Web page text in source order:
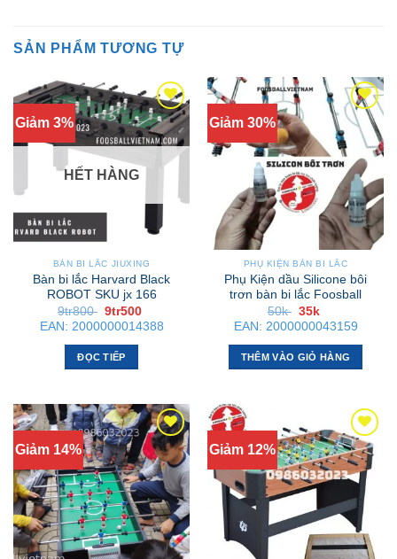
SẢN PHẨM TƯƠNG TỰ
Giảm 3%
HẾT HÀNG
BÀN BI LẮC JIUXING
Bàn bi lắc Harvard Black
ROBOT SKU jx 166
9tr800 Giá
gốc
là:
9tr800 .
9tr500
hiện
tại
EAN: 2000000014388
ĐỌC TIẾP
Giảm 30%
PHỤ KIỆN BÀN BI LẮC
Phụ Kiện dầu Silicone bôi
trơn bàn bi lắc Foosball
50k Giá
gốc
là:
50k .
35k
hiện
tại
là:
35k .
EAN: 2000000043159
THÊM VÀO GIỎ HÀNG
Giảm 14% Giảm 12%